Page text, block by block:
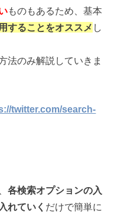
ものもあるため、基本
することをオススメ し
法のみ解説していきま
twitter.com/search-
各検索オプションの入
れていく だけで簡単に